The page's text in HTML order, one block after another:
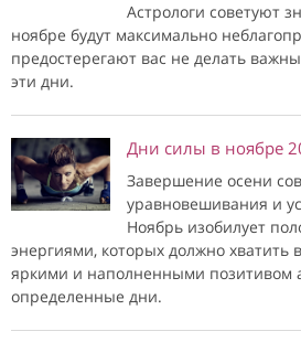
Астрологи советуют
ноябре будут максимально
предостерегают вас не делать
эти дни.
Дни силы в ноябре
Завершение осени
уравновешивания и
Ноябрь изобилует
энергиями, которых должно хватить
яркими и наполненными позитивом
определенные дни.